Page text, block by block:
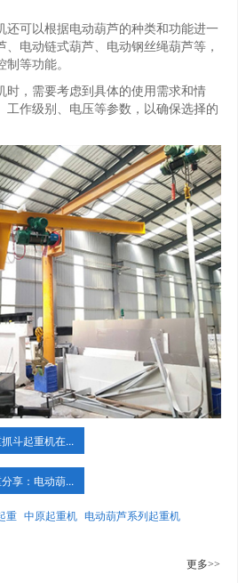
还可以根据电动葫芦的种类和功能进一
电动链式葫芦、电动钢丝绳葫芦等，
等功能。
时，需要考虑到具体的使用需求和情
工作级别、电压等参数，以确保选择的
斗起重机在...
享：电动葫...
重 中原起重机 电动葫芦系列起重机
更多>>